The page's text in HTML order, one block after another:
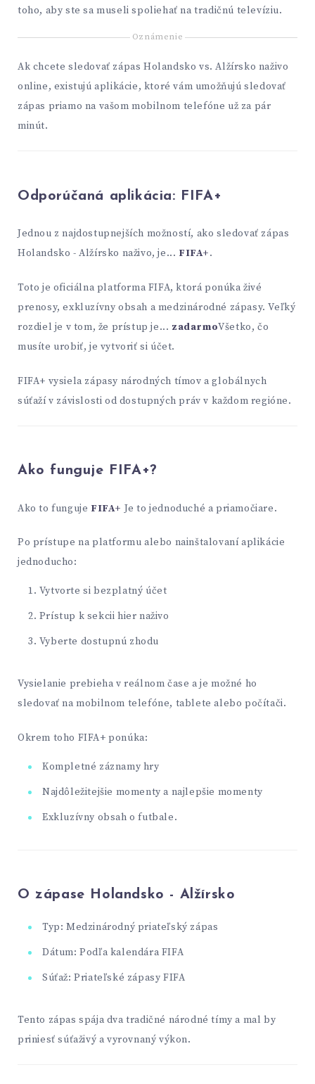
toho, aby ste sa museli spoliehať na tradičnú televíziu.
Oznámenie
Ak chcete sledovať zápas Holandsko vs. Alžírsko naživo
online, existujú aplikácie, ktoré vám umožňujú sledovať
zápas priamo na vašom mobilnom telefóne už za pár
minút.
Odporúčaná aplikácia: FIFA+
Jednou z najdostupnejších možností, ako sledovať zápas
Holandsko - Alžírsko naživo, je... FIFA+.
Toto je oficiálna platforma FIFA, ktorá ponúka živé
prenosy, exkluzívny obsah a medzinárodné zápasy. Veľký
rozdiel je v tom, že prístup je... zadarmoVšetko, čo
musíte urobiť, je vytvoriť si účet.
FIFA+ vysiela zápasy národných tímov a globálnych
súťaží v závislosti od dostupných práv v každom regióne.
Ako funguje FIFA+?
Ako to funguje FIFA+ Je to jednoduché a priamočiare.
Po prístupe na platformu alebo nainštalovaní aplikácie
jednoducho:
Vytvorte si bezplatný účet
Prístup k sekcii hier naživo
Vyberte dostupnú zhodu
Vysielanie prebieha v reálnom čase a je možné ho
sledovať na mobilnom telefóne, tablete alebo počítači.
Okrem toho FIFA+ ponúka:
Kompletné záznamy hry
Najdôležitejšie momenty a najlepšie momenty
Exkluzívny obsah o futbale.
O zápase Holandsko - Alžírsko
Typ: Medzinárodný priateľský zápas
Dátum: Podľa kalendára FIFA
Súťaž: Priateľské zápasy FIFA
Tento zápas spája dva tradičné národné tímy a mal by
priniesť súťaživý a vyrovnaný výkon.